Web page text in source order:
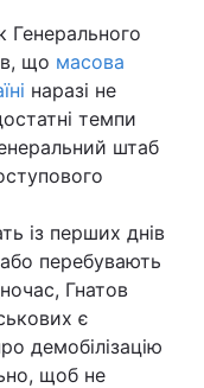
що масова
наразі не
темпи
штаб
із перших днів
перебувають
Гнатов
є
демобілізацію
щоб не